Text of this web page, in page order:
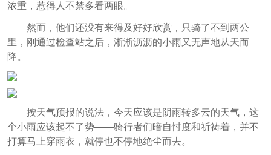
浓重，惹得人不禁多看两眼。
然而，他们还没有来得及好好欣赏，只骑了不到两公
里，刚通过检查站之后，淅淅沥沥的小雨又无声地从天而
降。
按天气预报的说法，今天应该是阴雨转多云的天气，这
个小雨应该起不了势——骑行者们暗自忖度和祈祷着，并不
打算马上穿雨衣，就停也不停地绝尘而去。